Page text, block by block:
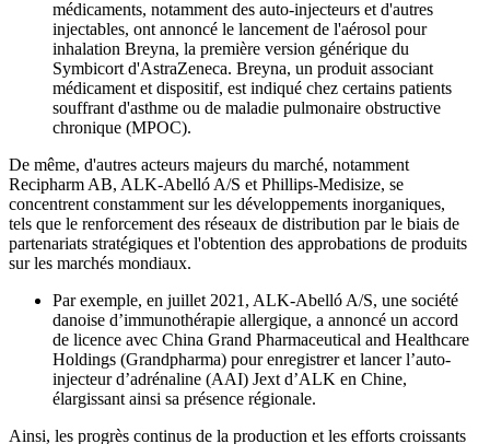
médicaments, notamment des auto-injecteurs et d'autres
injectables, ont annoncé le lancement de l'aérosol pour
inhalation Breyna, la première version générique du
Symbicort d'AstraZeneca. Breyna, un produit associant
médicament et dispositif, est indiqué chez certains patients
souffrant d'asthme ou de maladie pulmonaire obstructive
chronique (MPOC).
De même, d'autres acteurs majeurs du marché, notamment
Recipharm AB, ALK-Abelló A/S et Phillips-Medisize, se
concentrent constamment sur les développements inorganiques,
tels que le renforcement des réseaux de distribution par le biais de
partenariats stratégiques et l'obtention des approbations de produits
sur les marchés mondiaux.
Par exemple, en juillet 2021, ALK-Abelló A/S, une société
danoise d’immunothérapie allergique, a annoncé un accord
de licence avec China Grand Pharmaceutical and Healthcare
Holdings (Grandpharma) pour enregistrer et lancer l’auto-
injecteur d’adrénaline (AAI) Jext d’ALK en Chine,
élargissant ainsi sa présence régionale.
Ainsi, les progrès continus de la production et les efforts croissants